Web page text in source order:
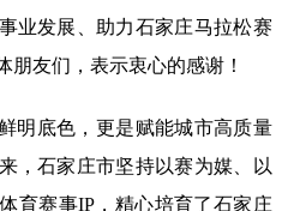
业发展、助力石家庄马拉松赛
朋友们，表示衷心的感谢！
明底色，更是赋能城市高质量
，石家庄市坚持以赛为媒、以
育赛事IP，精心培育了石家庄